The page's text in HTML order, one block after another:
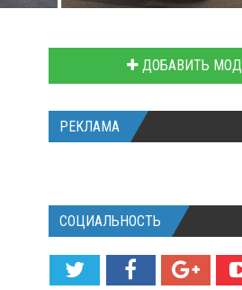
ДОБАВИТЬ МОД
РЕКЛАМА
СОЦИАЛЬНОСТЬ